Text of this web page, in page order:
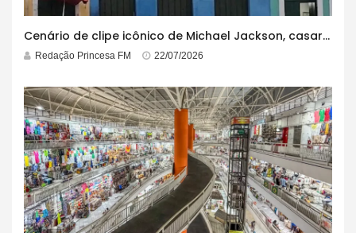
Cenário de clipe icônico de Michael Jackson, casarão azul no centro do Pelourinho enfrenta ordem de desocupação
Redação Princesa FM 22/07/2026